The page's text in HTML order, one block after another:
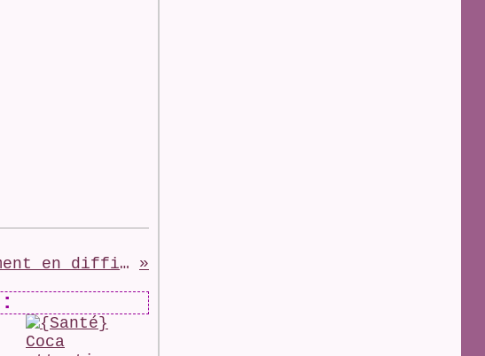
mag Grandir Autrement en difficulté